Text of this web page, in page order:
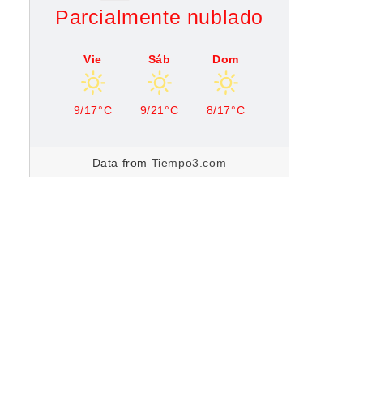
Parcialmente nublado
Vie
9/17°C
Sáb
9/21°C
Dom
8/17°C
Data from Tiempo3.com